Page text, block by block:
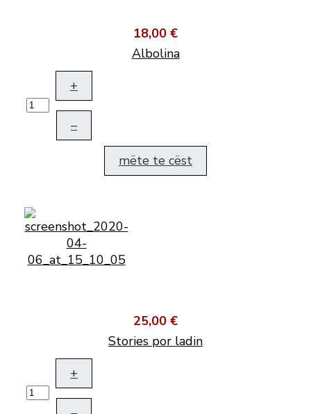
18,00 €
Albolina
+
–
mëte te cëst
25,00 €
Stories por ladin
+